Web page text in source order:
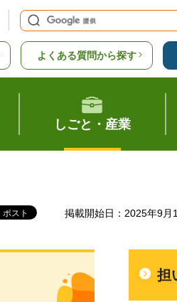
よくある質問から探す
しごと・産業
掲載開始日：2025年9月
担